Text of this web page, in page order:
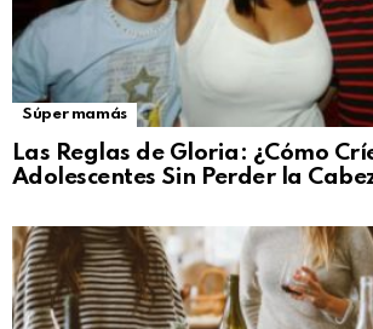
Súper mamás
Las Reglas de Gloria: ¿Cómo
Adolescentes Sin Perder la